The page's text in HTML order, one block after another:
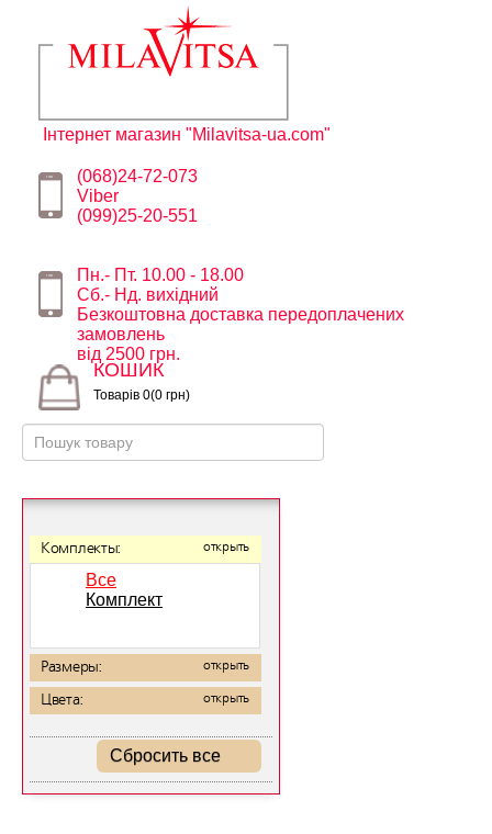
Інтернет магазин "Milavitsa-ua.com"
(068)24-72-073
Viber
(099)25-20-551
Пн.- Пт. 10.00 - 18.00
Сб.- Нд. вихідний
Безкоштовна доставка передоплачених
замовлень
від 2500 грн.
КОШИК
Товарів 0(0 грн)
Комплекты: открыть
Все
Комплект
Размеры: открыть
Цвета: открыть
Сбросить все